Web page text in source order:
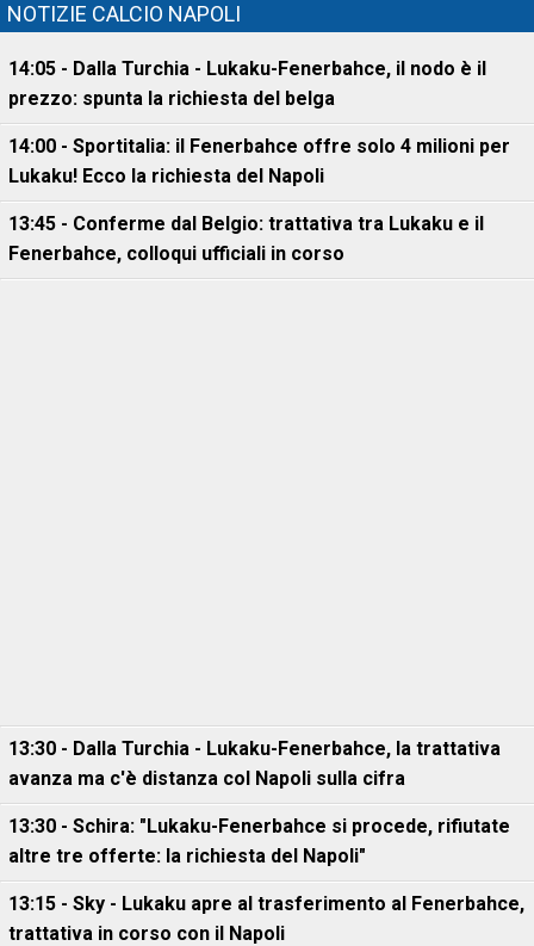
NOTIZIE CALCIO NAPOLI
14:05 - Dalla Turchia - Lukaku-Fenerbahce, il nodo è il
prezzo: spunta la richiesta del belga
14:00 - Sportitalia: il Fenerbahce offre solo 4 milioni per
Lukaku! Ecco la richiesta del Napoli
13:45 - Conferme dal Belgio: trattativa tra Lukaku e il
Fenerbahce, colloqui ufficiali in corso
13:30 - Dalla Turchia - Lukaku-Fenerbahce, la trattativa
avanza ma c'è distanza col Napoli sulla cifra
13:30 - Schira: "Lukaku-Fenerbahce si procede, rifiutate
altre tre offerte: la richiesta del Napoli"
13:15 - Sky - Lukaku apre al trasferimento al Fenerbahce,
trattativa in corso con il Napoli